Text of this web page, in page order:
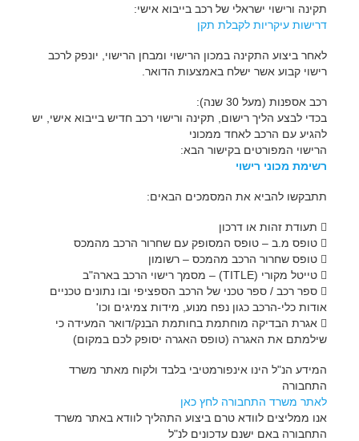
תקינה ורישוי ישראלי של רכב בייבוא אישי:
דרישות עיקריות לקבלת תקן
לאחר ביצוע התקינה במכון הרישוי ומבחן הרישוי, יונפק לרכב
רישוי קבוע אשר ישלח באמצעות הדואר.
רכב אספנות (מעל 30 שנה):
בכדי לבצע הליך רישום, תקינה ורישוי רכב חדיש בייבוא אישי, יש
להגיע עם הרכב לאחד ממכוני
הרישוי המפורטים בקישור הבא:
רשימת מכוני רישוי
תתבקשו להביא את המסמכים הבאים:
 תעודת זהות או דרכון
 טופס מ.ב – טופס המסופק עם שחרור הרכב מהמכס
 טופס שחרור הרכב מהמכס – רשומון
 טייטל מקורי (TITLE) – מסמך רישוי הרכב בארה"ב
 ספר רכב / ספר טכני של הרכב הספציפי ובו נתונים טכניים
אודות כלי-הרכב כגון נפח מנוע, מידות צמיגים וכו'
 אגרת הבדיקה מוחתמת בחותמת הבנק/דואר המעידה כי
שילמתם את האגרה (טופס האגרה יסופק לכם במקום)
המידע הנ"ל הינו אינפורמטיבי בלבד ולקוח מאתר משרד
התחבורה
לאתר משרד התחבורה לחץ כאן
אנו ממליצים לוודא טרם ביצוע התהליך לוודא באתר משרד
התחבורה באם ישנם עדכונים לנ"ל